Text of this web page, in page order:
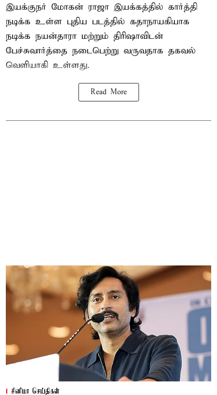
இயக்குநர் மோகன் ராஜா இயக்கத்தில் கார்த்தி
நடிக்க உள்ள புதிய படத்தில் கதாநாயகியாக
நடிக்க நயன்தாரா மற்றும் திரிஷாவிடன்
பேச்சுவார்த்தை நடைபெற்று வருவதாக தகவல்
வெளியாகி உள்ளது.
Read More
சினிமா செய்திகள்